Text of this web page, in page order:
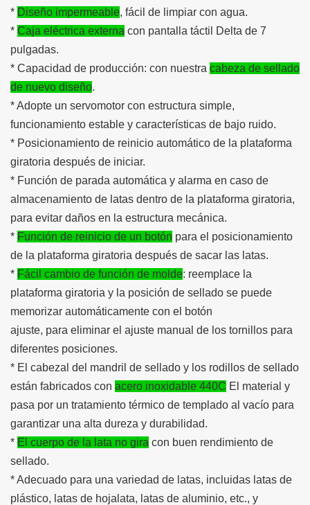
* Diseño impermeable, fácil de limpiar con agua.
* Caja eléctrica externa con pantalla táctil Delta de 7
pulgadas.
* Capacidad de producción: con nuestra cabeza de sellado
de nuevo diseño.
* Adopte un servomotor con estructura simple,
funcionamiento estable y características de bajo ruido.
* Posicionamiento de reinicio automático de la plataforma
giratoria después de iniciar.
* Función de parada automática y alarma en caso de
almacenamiento de latas dentro de la plataforma giratoria,
para evitar daños en la estructura mecánica.
* Función de reinicio de un botón para el posicionamiento
de la plataforma giratoria después de sacar las latas.
* Fácil cambio de función de molde: reemplace la
plataforma giratoria y la posición de sellado se puede
memorizar automáticamente con el botón
ajuste, para eliminar el ajuste manual de los tornillos para
diferentes posiciones.
* El cabezal del mandril de sellado y los rodillos de sellado
están fabricados con acero inoxidable 440C El material y
pasa por un tratamiento térmico de templado al vacío para
garantizar una alta dureza y durabilidad.
* El cuerpo de la lata no gira con buen rendimiento de
sellado.
* Adecuado para una variedad de latas, incluidas latas de
plástico, latas de hojalata, latas de aluminio, etc., y